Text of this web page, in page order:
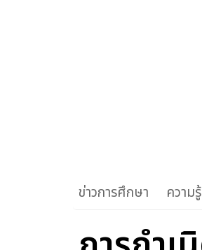
ข่าวการศึกษา ความ